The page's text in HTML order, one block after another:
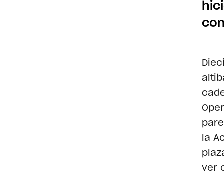
la
ver